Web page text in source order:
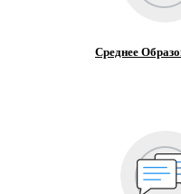
Среднее